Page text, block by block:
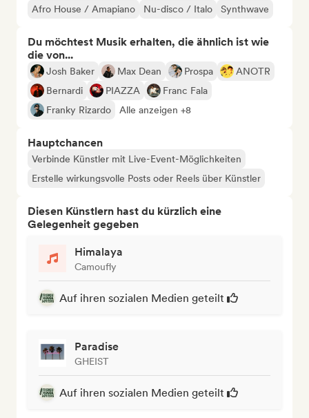
Afro House / Amapiano Nu-disco / Italo Synthwave
Du möchtest Musik erhalten, die ähnlich ist wie
die von...
Josh Baker Max Dean Prospa
ANOTR
Bernardi
PIAZZA
Franc Fala
Franky Rizardo
Alle anzeigen +8
Hauptchancen
Verbinde Künstler mit Live-Event-Möglichkeiten
Erstelle wirkungsvolle Posts oder Reels über Künstler
Diesen Künstlern hast du kürzlich eine
Gelegenheit gegeben
Himalaya
Camoufly
Auf ihren sozialen Medien geteilt
Paradise
GHEIST
Auf ihren sozialen Medien geteilt